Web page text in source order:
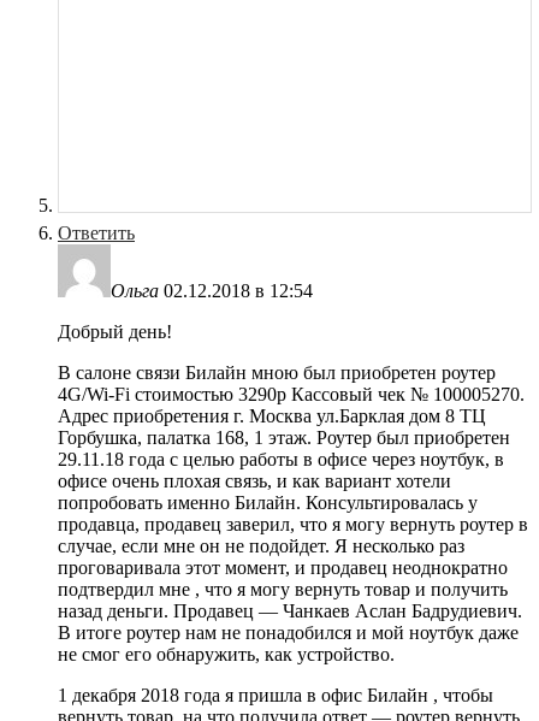
Ответить
Ольга 02.12.2018 в 12:54
Добрый день!
В салоне связи Билайн мною был приобретен роутер
4G/Wi-Fi стоимостью 3290р Кассовый чек № 100005270.
Адрес приобретения г. Москва ул.Барклая дом 8 ТЦ
Горбушка, палатка 168, 1 этаж. Роутер был приобретен
29.11.18 года с целью работы в офисе через ноутбук, в
офисе очень плохая связь, и как вариант хотели
попробовать именно Билайн. Консультировалась у
продавца, продавец заверил, что я могу вернуть роутер в
случае, если мне он не подойдет. Я несколько раз
проговаривала этот момент, и продавец неоднократно
подтвердил мне , что я могу вернуть товар и получить
назад деньги. Продавец — Чанкаев Аслан Бадрудиевич.
В итоге роутер нам не понадобился и мой ноутбук даже
не смог его обнаружить, как устройство.
1 декабря 2018 года я пришла в офис Билайн , чтобы